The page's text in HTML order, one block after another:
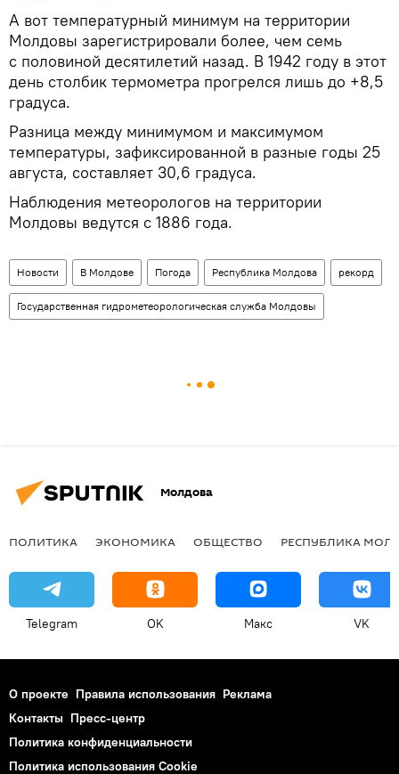
А вот температурный минимум на территории
Молдовы зарегистрировали более, чем семь
с половиной десятилетий назад. В 1942 году в этот
день столбик термометра прогрелся лишь до +8,5
градуса.
Разница между минимумом и максимумом
температуры, зафиксированной в разные годы 25
августа, составляет 30,6 градуса.
Наблюдения метеорологов на территории
Молдовы ведутся с 1886 года.
Новости В Молдове Погода Республика Молдова рекорд
Государственная гидрометеорологическая служба Молдовы
Молдова
ПОЛИТИКА ЭКОНОМИКА ОБЩЕСТВО РЕСПУБЛИКА
Telegram OK Макс VK
О проекте Правила использования Реклама
Контакты Пресс-центр
Политика конфиденциальности
Политика использования Cookie